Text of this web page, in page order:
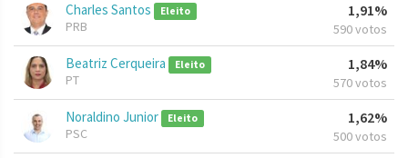
Charles Santos Eleito
PRB
1,91%
590 votos
Beatriz Cerqueira Eleito
PT
1,84%
570 votos
Noraldino Junior Eleito
PSC
1,62%
500 votos